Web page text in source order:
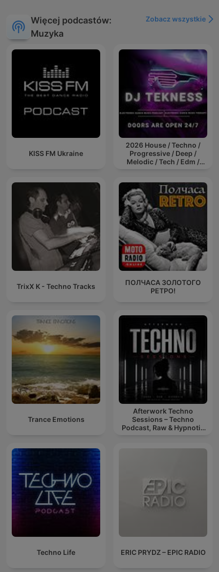
Więcej podcastów:
Muzyka
Zobacz wszystkie
KISS FM Ukraine
2026 House / Techno /
Progressive / Deep /
Melodic / Tech / Edm /
Dance Musi
TrixX K - Techno Tracks
ПОЛЧАСА ЗОЛОТОГО
РЕТРО!
Trance Emotions
Afterwork Techno
Sessions – Techno
Podcast, Raw & Hypnotic
Techno Life ERIC PRYDZ – EPIC RADIO